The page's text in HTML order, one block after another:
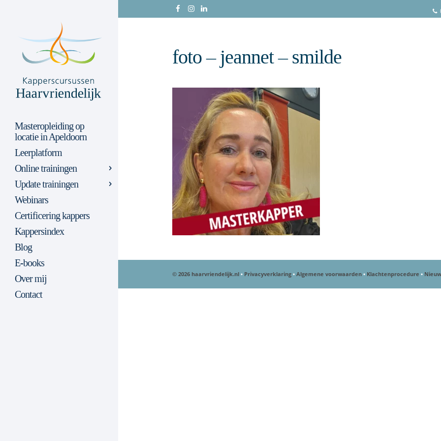
Masteropleiding op
locatie in Apeldoorn
Leerplatform
Online trainingen
Update trainingen
Webinars
Certificering kappers
Kappersindex
Blog
E-books
Over mij
Contact
foto – jeannet – smilde
© 2026 haarvriendelijk.nl• Privacyverklaring • Algemene voorwaarden • Klachtenprocedure •